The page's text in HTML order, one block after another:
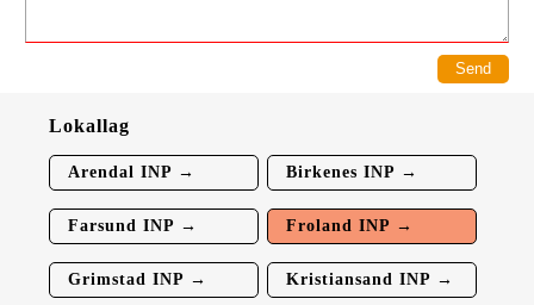
Lokallag
Arendal INP → Birkenes INP →
Farsund INP → Froland INP →
Grimstad INP → Kristiansand INP →